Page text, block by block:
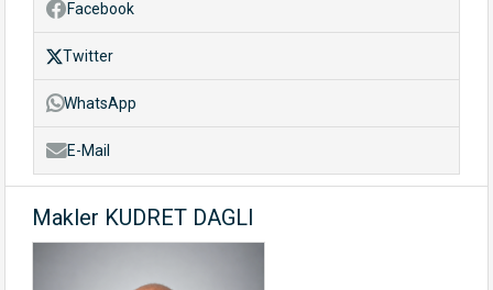
Facebook
Twitter
WhatsApp
E-Mail
Makler KUDRET DAGLI